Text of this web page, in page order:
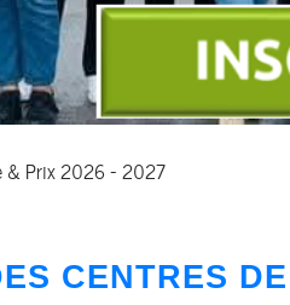
& Prix 2026 - 2027
CENTRES